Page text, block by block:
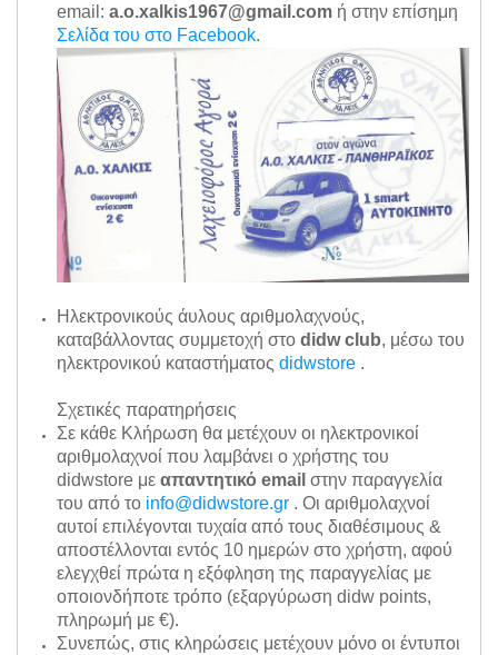
email: a.o.xalkis1967@gmail.com ή στην επίσημη
Σελίδα του στο Facebook.
Ηλεκτρονικούς άυλους αριθμολαχνούς,
καταβάλλοντας συμμετοχή στο didw club, μέσω του
ηλεκτρονικού καταστήματος didwstore .
Σχετικές παρατηρήσεις
Σε κάθε Κλήρωση θα μετέχουν οι ηλεκτρονικοί
αριθμολαχνοί που λαμβάνει ο χρήστης του
didwstore με απαντητικό email στην παραγγελία
του από το info@didwstore.gr . Οι αριθμολαχνοί
αυτοί επιλέγονται τυχαία από τους διαθέσιμους &
αποστέλλονται εντός 10 ημερών στο χρήστη, αφού
ελεγχθεί πρώτα η εξόφληση της παραγγελίας με
οποιονδήποτε τρόπο (εξαργύρωση didw points,
πληρωμή με €).
Συνεπώς, στις κληρώσεις μετέχουν μόνο οι έντυποι